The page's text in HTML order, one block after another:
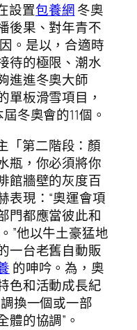
設置包養網冬奧
後果、對年青不
。是以，合適時
待的極限、潮水
進進冬奧大師
單板滑雪項目，
冬奧會的11個。
「第二階段：顏
瓶，你必須將你
館牆壁的灰度百
表現：“奧運會項
門都應當彼此和
”他以牛土豪猛地
一台老舊自動販
的呻吟。為，奧
色和活動成長紀
換一個或一部
的協調”。